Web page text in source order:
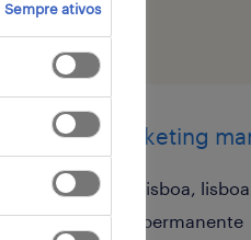
marketing
lisboa, lisboa
permanente
Sempre ativos